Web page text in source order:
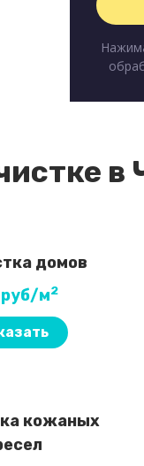
в
домов
руб/м2
кожаных